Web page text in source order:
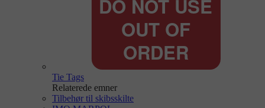
Tie Tags
Relaterede emner
Tilbehør til skibsskilte